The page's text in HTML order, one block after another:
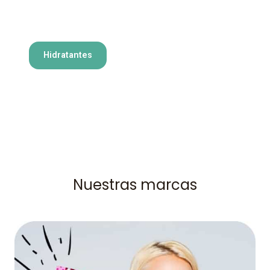
Hidratantes
Nuestras marcas